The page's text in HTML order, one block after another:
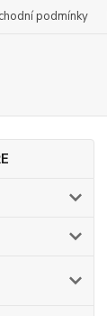
podmínky